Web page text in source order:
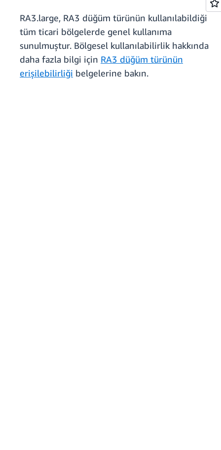
RA3.large, RA3 düğüm türünün kullanılabildiği
tüm ticari bölgelerde genel kullanıma
sunulmuştur. Bölgesel kullanılabilirlik hakkında
daha fazla bilgi için RA3 düğüm türünün
erişilebilirliği belgelerine bakın.